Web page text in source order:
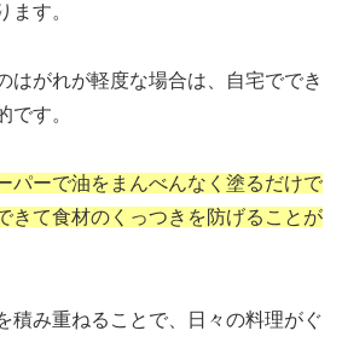
ます。
はがれが軽度な場合は、自宅ででき
です。
パーで油をまんべんなく塗るだけで
きて食材のくっつきを防げることが
積み重ねることで、日々の料理がぐ